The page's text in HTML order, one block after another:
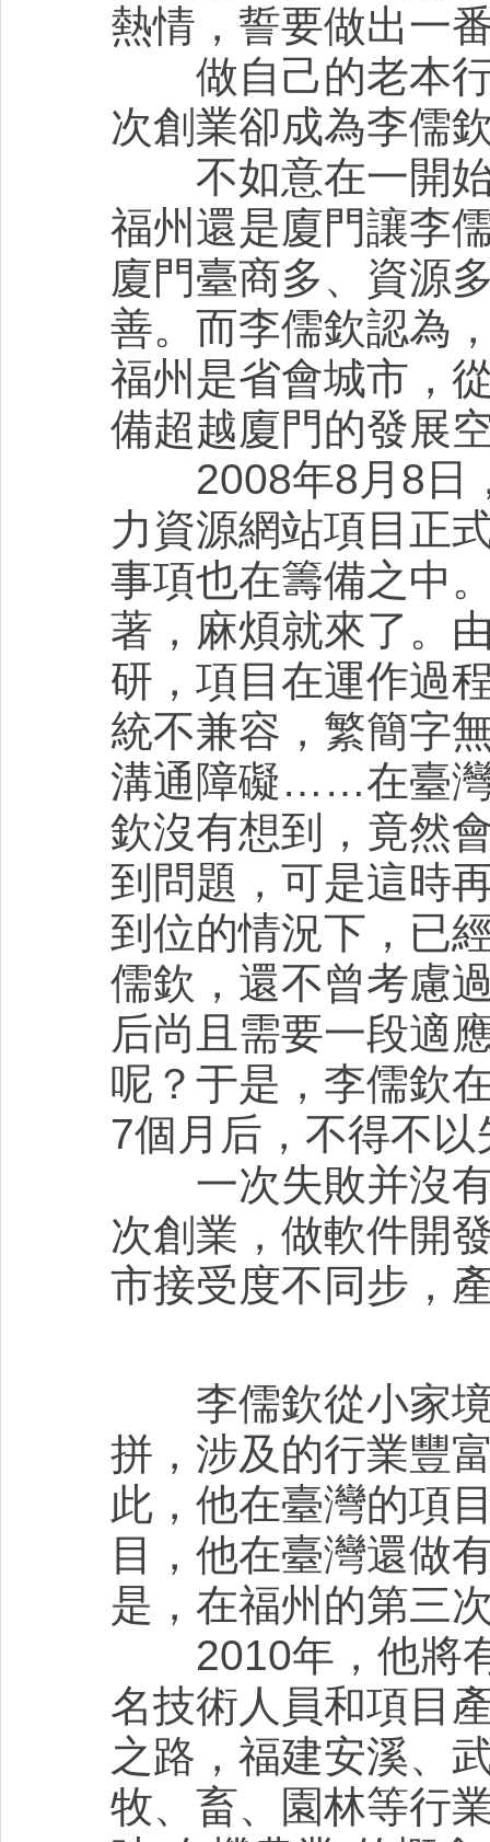
熱情，誓要做出一
做自己的老本行
次創業卻成為李儒
不如意在一開始
福州還是廈門讓李
廈門臺商多、資源
善。而李儒欽認為
福州是省會城市，
備超越廈門的發展
2008年8月8日，
力資源網站項目正
事項也在籌備之中
著，麻煩就來了。
研，項目在運作過
統不兼容，繁簡字
溝通障礙……在臺灣
欽沒有想到，竟然
到問題，可是這時
到位的情況下，已
儒欽，還不曾考慮
后尚且需要一段適
呢？于是，李儒欽
7個月后，不得不
一次失敗并沒有
次創業，做軟件開
市接受度不同步，
李儒欽從小家境
拼，涉及的行業豐
此，他在臺灣的項
目，他在臺灣還做
是，在福州的第三
2010年，他將有
名技術人員和項目
之路，福建安溪、
牧、畜、園林等行